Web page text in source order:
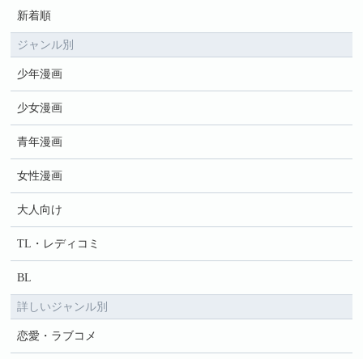
新着順
ジャンル別
少年漫画
少女漫画
青年漫画
女性漫画
大人向け
TL・レディコミ
BL
詳しいジャンル別
恋愛・ラブコメ